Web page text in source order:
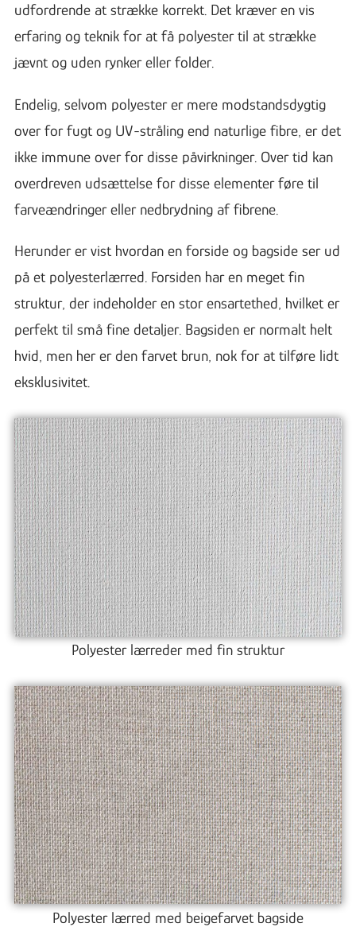
udfordrende at strække korrekt. Det kræver en vis
erfaring og teknik for at få polyester til at strække
jævnt og uden rynker eller folder.
Endelig, selvom polyester er mere modstandsdygtig
over for fugt og UV-stråling end naturlige fibre, er det
ikke immune over for disse påvirkninger. Over tid kan
overdreven udsættelse for disse elementer føre til
farveændringer eller nedbrydning af fibrene.
Herunder er vist hvordan en forside og bagside ser ud
på et polyesterlærred. Forsiden har en meget fin
struktur, der indeholder en stor ensartethed, hvilket er
perfekt til små fine detaljer. Bagsiden er normalt helt
hvid, men her er den farvet brun, nok for at tilføre lidt
eksklusivitet.
Polyester lærreder med fin struktur
Polyester lærred med beigefarvet bagside